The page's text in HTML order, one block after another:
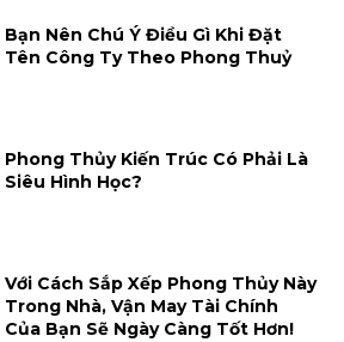
Bạn Nên Chú Ý Điều Gì Khi Đặt
Tên Công Ty Theo Phong Thuỷ
Phong Thủy Kiến Trúc Có Phải Là
Siêu Hình Học?
Với Cách Sắp Xếp Phong Thủy Này
Trong Nhà, Vận May Tài Chính
Của Bạn Sẽ Ngày Càng Tốt Hơn!